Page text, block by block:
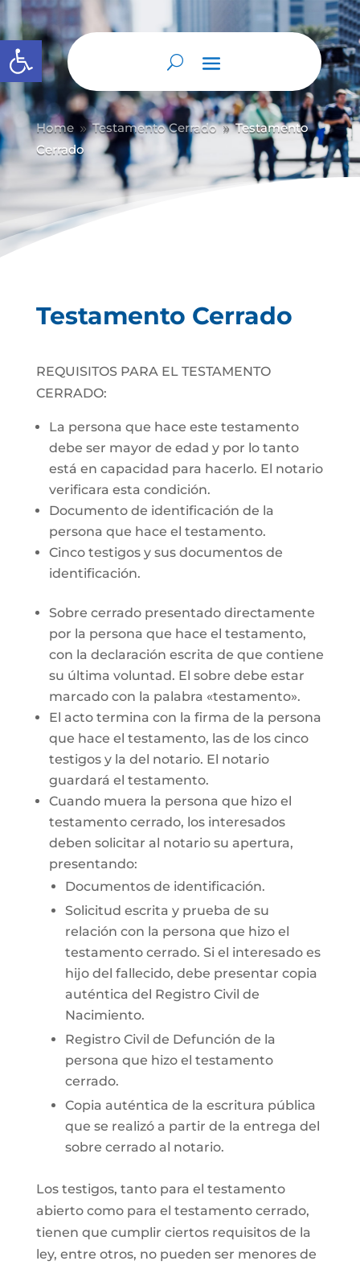
Abrir barra de herramientas
Home 9 Testamento Cerrado 9 Testamento
Cerrado
Testamento Cerrado
REQUISITOS PARA EL TESTAMENTO
CERRADO:
La persona que hace este testamento
debe ser mayor de edad y por lo tanto
está en capacidad para hacerlo. El notario
verificara esta condición.
Documento de identificación de la
persona que hace el testamento.
Cinco testigos y sus documentos de
identificación.
Sobre cerrado presentado directamente
por la persona que hace el testamento,
con la declaración escrita de que contiene
su última voluntad. El sobre debe estar
marcado con la palabra «testamento».
El acto termina con la firma de la persona
que hace el testamento, las de los cinco
testigos y la del notario. El notario
guardará el testamento.
Cuando muera la persona que hizo el
testamento cerrado, los interesados
deben solicitar al notario su apertura,
presentando:
Documentos de identificación.
Solicitud escrita y prueba de su
relación con la persona que hizo el
testamento cerrado. Si el interesado es
hijo del fallecido, debe presentar copia
auténtica del Registro Civil de
Nacimiento.
Registro Civil de Defunción de la
persona que hizo el testamento
cerrado.
Copia auténtica de la escritura pública
que se realizó a partir de la entrega del
sobre cerrado al notario.
Los testigos, tanto para el testamento
abierto como para el testamento cerrado,
tienen que cumplir ciertos requisitos de la
ley, entre otros, no pueden ser menores de